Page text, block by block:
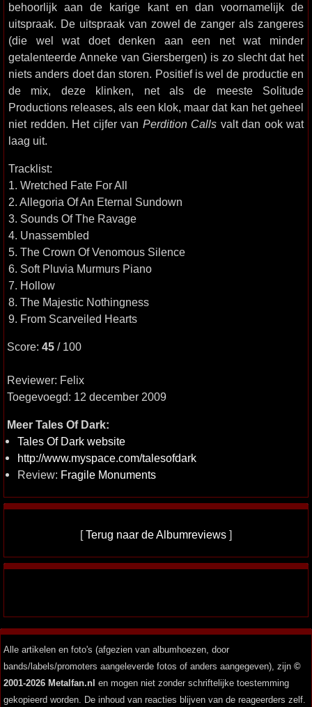
behoorlijk aan de karige kant en dan voornamelijk de
uitspraak. De uitspraak van zowel de zanger als zangeres
(die wel wat doet denken aan een net wat minder
getalenteerde Anneke van Giersbergen) is zo slecht dat het
niets anders doet dan storen. Positief is wel de productie en
de mix, deze klinken, net als de meeste Solitude
Productions releases, als een klok, maar dat kan het geheel
niet redden. Het cijfer van Perdition Calls valt dan ook wat
laag uit.
Tracklist:
1. Wretched Fate For All
2. Allegoria Of An Eternal Sundown
3. Sounds Of The Ravage
4. Unassembled
5. The Crown Of Venomous Silence
6. Soft Pluvia Murmurs Piano
7. Hollow
8. The Majestic Nothingness
9. From Scarveiled Hearts
Score: 45 / 100
Reviewer: Felix
Toegevoegd: 12 december 2009
Meer Tales Of Dark:
Tales Of Dark website
http://www.myspace.com/talesofdark
Review: Fragile Monuments
[Terug naar de Albumreviews ]
Alle artikelen en foto's (afgezien van albumhoezen, door
bands/labels/promoters aangeleverde fotos of anders aangegeven), zijn ©
2001-2026 Metalfan.nl en mogen niet zonder schriftelijke toestemming
gekopieerd worden. De inhoud van reacties blijven van de reageerders zelf.